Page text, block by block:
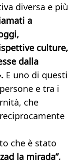
diversa e più
a
culture,
dalla
E uno di questi
e tra i
che
che è stato
la mirada”,